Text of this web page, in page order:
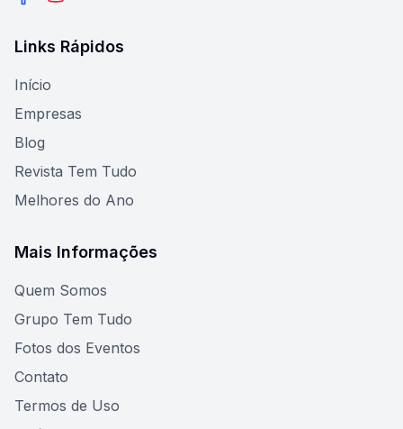
Links Rápidos
Início
Empresas
Blog
Revista Tem Tudo
Melhores do Ano
Mais Informações
Quem Somos
Grupo Tem Tudo
Fotos dos Eventos
Contato
Termos de Uso